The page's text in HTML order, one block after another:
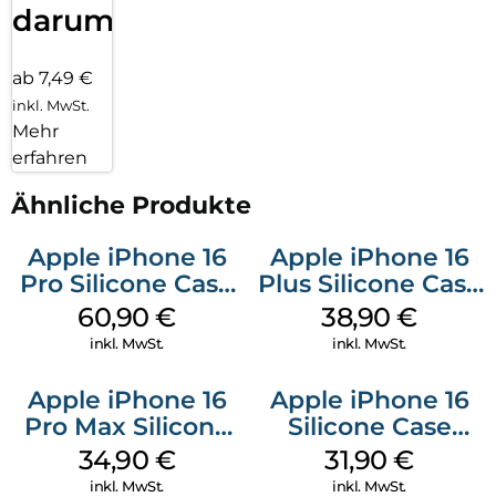
darum!
ab 7,49 €
inkl. MwSt.
Mehr
erfahren
Ähnliche Produkte
Apple iPhone 16
Pro Silicone Case
MagSafe Stone
Gray
60,90€
inkl. MwSt.
Apple iPhone 16
Plus Silicone Case
MagSafe Denim
38,90€
inkl. MwSt.
Apple iPhone 16
Pro Max Silicone
Case MagSafe
Denim
34,90 €
inkl. MwSt.
Apple iPhone 16
Silicone Case
MagSafe Fuchsia
31,90€
inkl. MwSt.